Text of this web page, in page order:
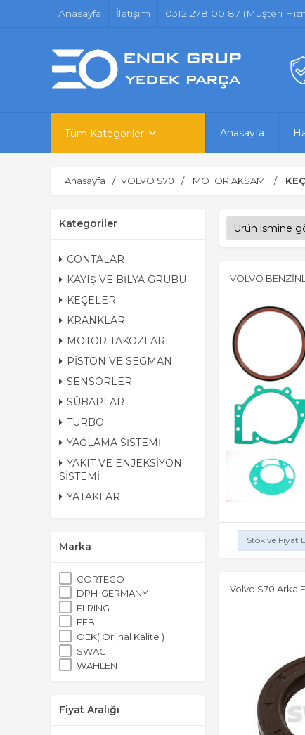
Anasayfa İletişim 0312 278 00 87 (Müşteri
Tüm Kategoriler Anasayfa
Anasayfa VOLVO S70 MOTOR AKSAMI
Kategoriler
CONTALAR
KAYIŞ VE BİLYA GRUBU
KEÇELER
KRANKLAR
MOTOR TAKOZLARI
PİSTON VE SEGMAN
SENSÖRLER
SÜBAPLAR
TURBO
YAĞLAMA SİSTEMİ
YAKIT VE ENJEKSİYON
SİSTEMİ
YATAKLAR
Marka
CORTECO
DPH-GERMANY
ELRING
FEBI
OEK( Orjinal Kalite )
SWAG
WAHLEN
Fiyat Aralığı
VOLVO
Stok ve Fiyat
Volvo S70 Arka